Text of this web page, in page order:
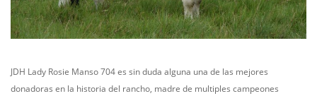
BÚSQUEDA EN EL SITIO
JDH Lady Rosie Manso 704 es sin duda alguna una de las mejores
donadoras en la historia del rancho, madre de multiples campeones